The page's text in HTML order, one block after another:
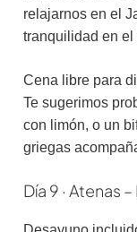
relajarnos en el
tranquilidad en
Cena libre para
Te sugerimos
con limón, o un
griegas
Día 9 · Atenas